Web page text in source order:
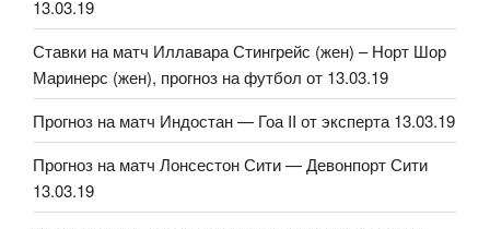
13.03.19
Ставки на матч Иллавара Стингрейс (жен) – Норт Шор
Маринерс (жен), прогноз на футбол от 13.03.19
Прогноз на матч Индостан — Гоа II от эксперта 13.03.19
Прогноз на матч Лонсестон Сити — Девонпорт Сити
13.03.19